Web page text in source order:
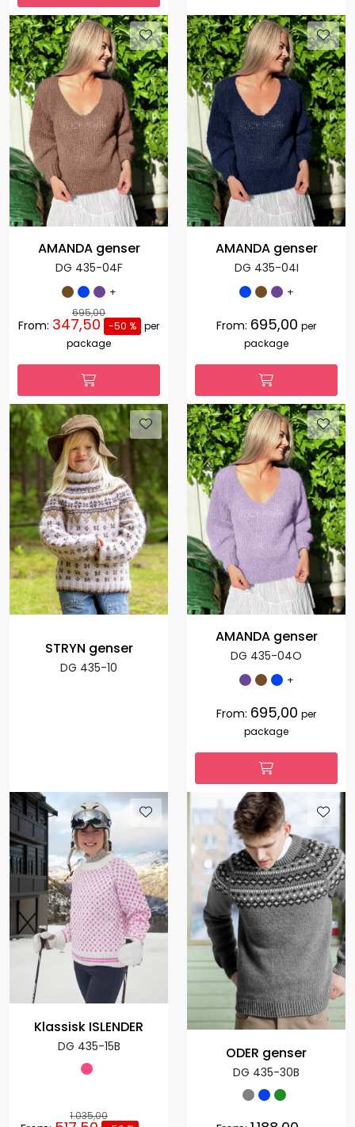
AMANDA genser
DG 435-04F
+
695,00
From: 347,50 -50 % per
package
AMANDA genser
DG 435-04I
+
From: 695,00 per
package
STRYN genser
DG 435-10
AMANDA genser
DG 435-04O
+
From: 695,00 per
package
Klassisk ISLENDER
DG 435-15B
1.035,00
ODER genser
DG 435-30B